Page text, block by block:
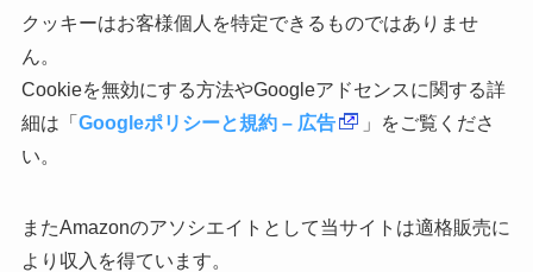
クッキーはお客様個人を特定できるものではありませ
ん。
Cookieを無効にする方法やGoogleアドセンスに関する詳
細は「 Googleポリシーと規約 – 広告
」をご覧くださ
い。
またAmazonのアソシエイトとして当サイトは適格販売に
より収入を得ています。